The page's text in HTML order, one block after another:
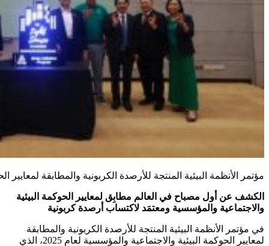
مؤتمر الأنظمة البيئية المنتجة للأرصدة الكربونية والمطابقة لمعايير
الكشف عن أول مصباح في العالم مطابِق لمعايير الحوكمة البيئية
والاجتماعية والمؤسسية ومعتمَد لاكتساب أرصدة كربونية
في مؤتمر الأنظمة البيئية المنتجة للأرصدة الكربونية والمطابقة
لمعايير الحوكمة البيئية والاجتماعية والمؤسسية لعام 2025، الذي